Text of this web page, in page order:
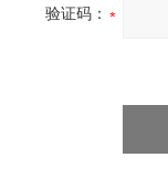
验证码：